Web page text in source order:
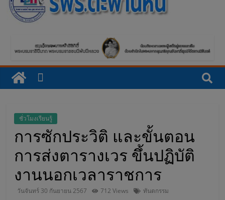
โ
ร
ง
ย
า
บ
ชั่วโมงเรียนรู้
การซักประวิติ และขั้นตอน
การส่งตารางเวร ขึ้นปฏิบัติ
งานนอกเวลาราชการ
วันจันทร์ 30 กันยายน 2567 712 Views ทันตกรรม